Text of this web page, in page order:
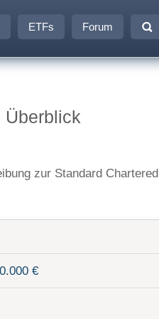
ETFs Forum
Überblick
zur Standard Chartered
€